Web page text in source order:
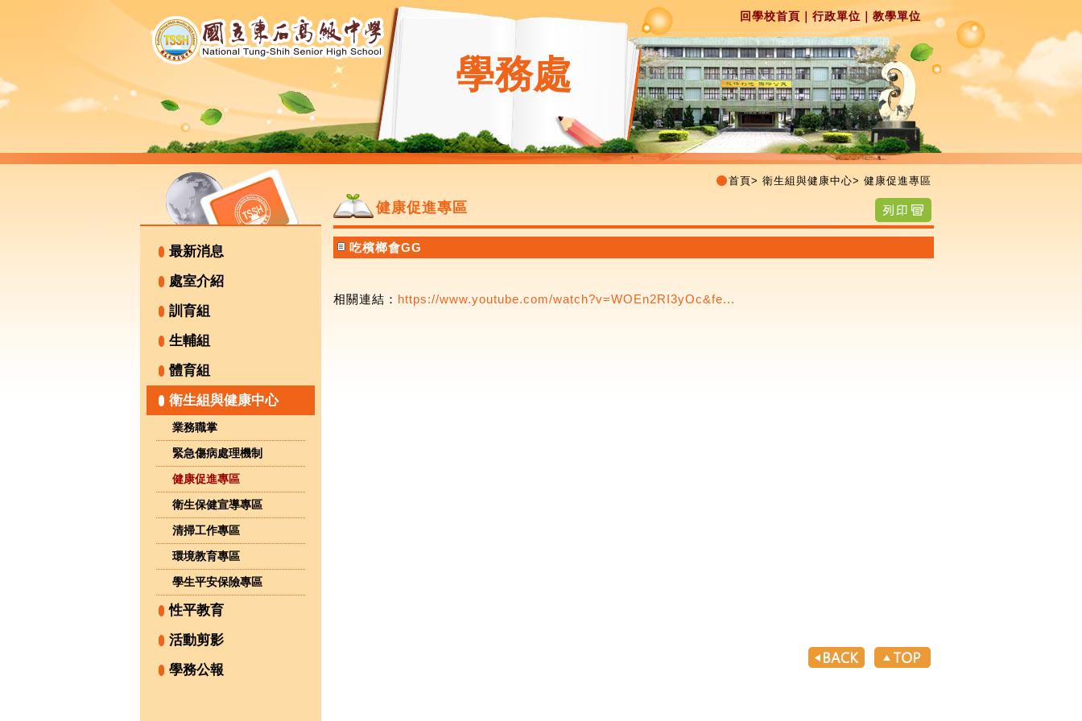
學務處
回學校首頁 ｜行政單位 教學單位
最新消息
處室介紹
訓育組
生輔組
體育組
衛生組與健康中心
業務職掌
緊急傷病處理機制
健康促進專區
衛生保健宣導專區
清掃工作專區
環境教育專區
學生平安保險專區
性平教育
活動剪影
學務公報
首頁> 衛生組與健康中心> 健康促進專區
健康促進專區
吃檳榔會GG
相關連結： https://www.youtube.com/watch?v=WOEn2RI3yOc&fe...